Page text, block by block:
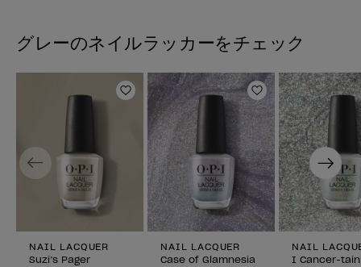
グレーのネイルラッカーをチェック
ほしいものリストに追加
NAIL LACQUER
Suzi’s Pager
ほしいものリス
NAIL LACQUER
Case of Glamnesia
NAIL
I Cancer-
Previous Next